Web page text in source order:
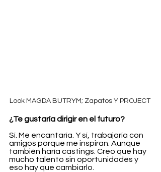
Look MAGDA BUTRYM; Zapatos Y PROJECT
¿Te gustaría dirigir en el futuro?
Sí. Me encantaría. Y sí, trabajaría con
amigos porque me inspiran. Aunque
también haría castings. Creo que hay
mucho talento sin oportunidades y
eso hay que cambiarlo.